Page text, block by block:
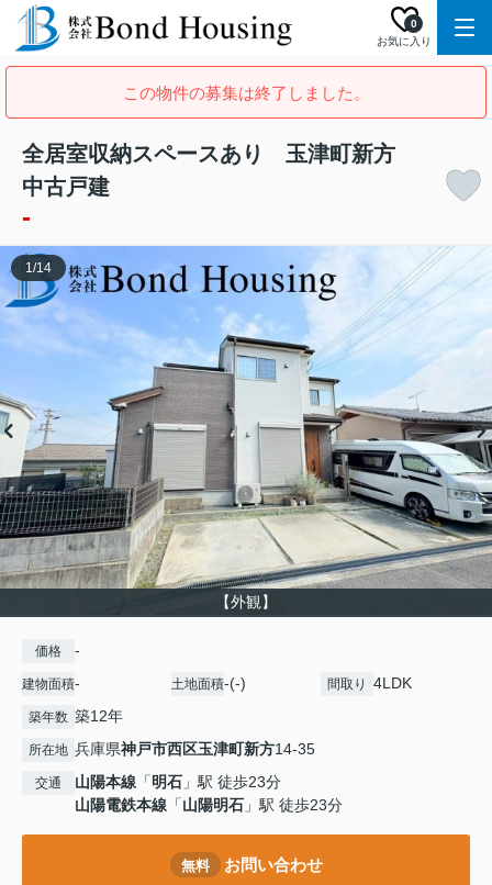
お気に入り
0
この物件の募集は終了しました。
全居室収納スペースあり 玉津町新方
中古戸建
-
【外観】
1/14
価格 -
建物面積- 土地面積-(-) 間取り 4LDK
築年数 築12年
所在地 兵庫県神戸市西区玉津町新方14-35
交通 山陽本線 「明石 」駅 徒歩23分
山陽電鉄本線 「山陽明石 」駅 徒歩23分
無料 お問い合わせ